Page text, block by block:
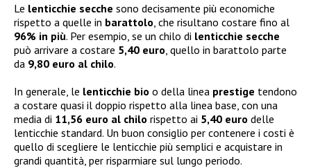
Le lenticchie secche sono decisamente più economiche
rispetto a quelle in barattolo , che risultano costare fino al
96% in più. Per esempio, se un chilo di lenticchie secche
può arrivare a costare 5,40 euro , quello in barattolo parte
da 9,80 euro al chilo.
In generale, le lenticchie bio o della linea prestige tendono
a costare quasi il doppio rispetto alla linea base, con una
media di 11,56 euro al chilo rispetto ai 5,40 euro delle
lenticchie standard. Un buon consiglio per contenere i costi è
quello di scegliere le lenticchie più semplici e acquistare in
grandi quantità, per risparmiare sul lungo periodo.